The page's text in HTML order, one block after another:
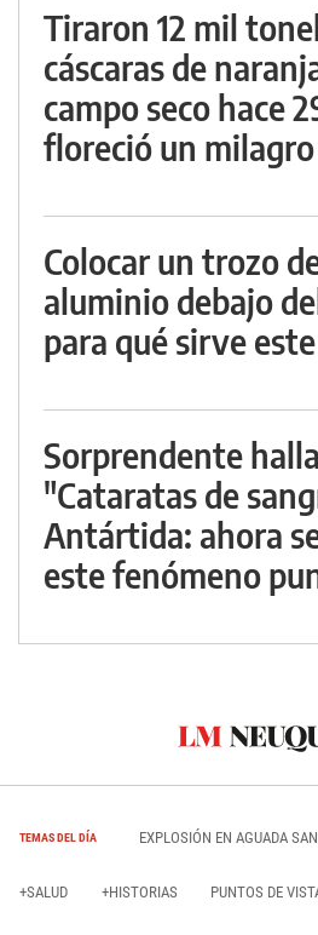
Tiraron 12 mil
cáscaras de
campo seco hace
floreció un milagro
Colocar un trozo
aluminio debajo
para qué sirve
Sorprendente
"Cataratas de
Antártida: ahora
este fenómeno
TEMAS DEL DÍA EXPLOSIÓN EN AGUADA
+SALUD +HISTORIAS PUNTOS DE